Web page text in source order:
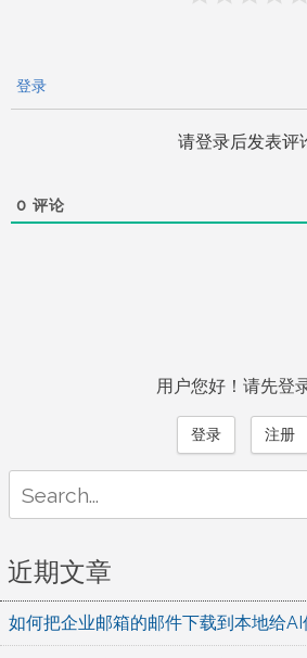
登录
请登录后发表评
0 评论
用户您好！请先登
登录 注册
for:
近期文章
如何把企业邮箱的邮件下载到本地给AI